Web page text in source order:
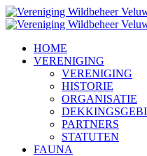
HOME
VERENIGING
VERENIGING
HISTORIE
ORGANISATIE
PARTNERS
STATUTEN
FAUNA